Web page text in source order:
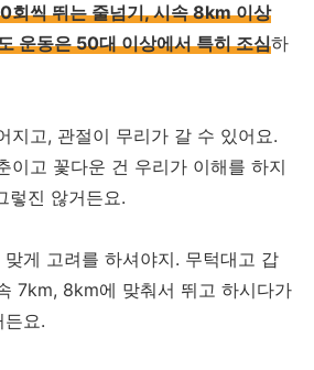
회씩 뛰는 줄넘기, 시속 8km 이상
운동은 50대 이상에서 특히 조심하
지고, 관절이 무리가 갈 수 있어요.
이고 꽃다운 건 우리가 이해를 하지
렇진 않거든요.
게 고려를 하셔야지. 무턱대고 갑
7km, 8km에 맞춰서 뛰고 하시다가
요.